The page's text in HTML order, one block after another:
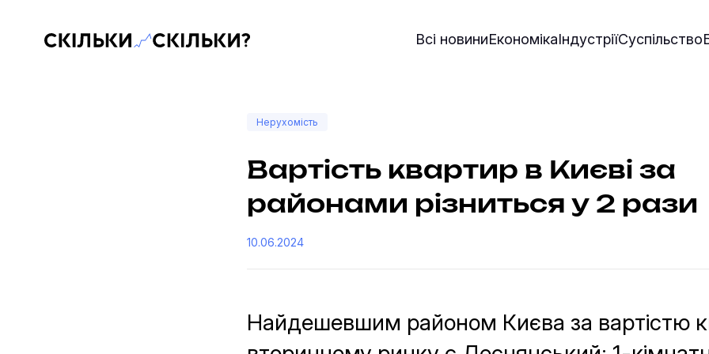
Скільки-скільки? — Медіа про суспільні дані Всі новиниЕкономікаІндустріїСуспільство
Нерухомість
Вартість квартир в Києві за
районами різниться у 2 рази
10.06.2024
Найдешевшим районом Києва за вартістю